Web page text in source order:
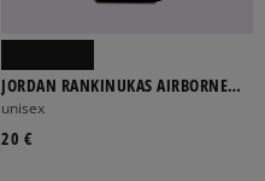
JORDAN RANKINUKAS AIRBORNE
FESTIVAL
unisex
20 €